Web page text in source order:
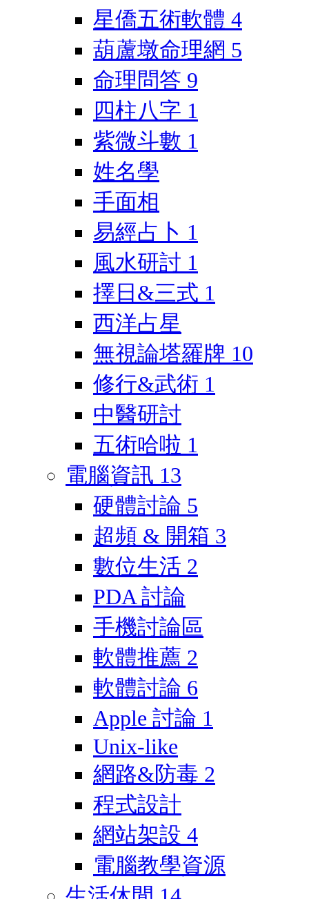
星僑五術軟體 4
葫蘆墩命理網 5
命理問答 9
四柱八字 1
紫微斗數 1
姓名學
手面相
易經占卜 1
風水研討 1
擇日&三式 1
西洋占星
無視論塔羅牌 10
修行&武術 1
中醫研討
五術哈啦 1
電腦資訊 13
硬體討論 5
超頻 & 開箱 3
數位生活 2
PDA 討論
手機討論區
軟體推薦 2
軟體討論 6
Apple 討論 1
Unix-like
網路&防毒 2
程式設計
網站架設 4
電腦教學資源